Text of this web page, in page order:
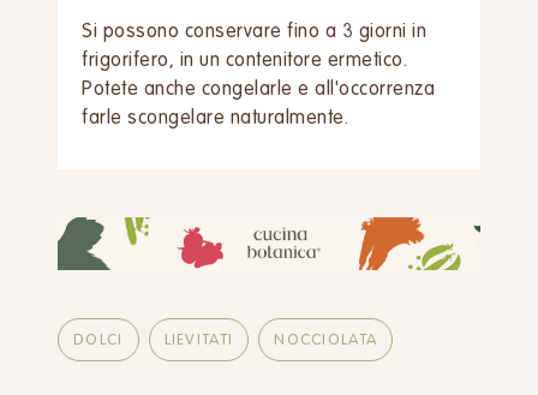
Si possono conservare fino a 3 giorni in
frigorifero, in un contenitore ermetico.
Potete anche congelarle e all'occorrenza
farle scongelare naturalmente.
DOLCI LIEVITATI NOCCIOLATA